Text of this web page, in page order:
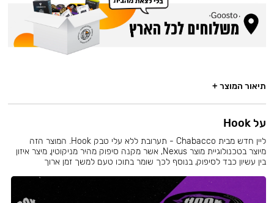
תיאור המוצר +
על Hook
ליין חדש מבית Chabacco - תערובת ללא עלי טבק Hook. המוצר הזה
מיוצר בטכנולוגיית מוצר Nexus, אשר מקנה סיפוק מהיר מניקוטין, מיצר איזון
בין עשיון כבד לסיפוק, בנוסף לכך שומר בתוכו טעם למשך זמן ארוך